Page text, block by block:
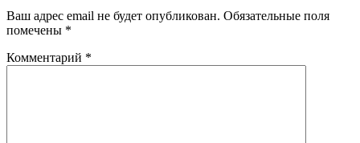
Ваш адрес email не будет опубликован. Обязательные поля
помечены *
Комментарий *